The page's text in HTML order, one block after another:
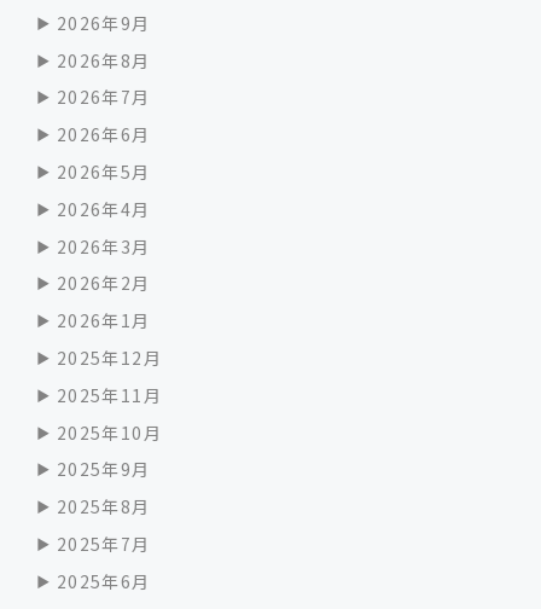
2026年9月
2026年8月
2026年7月
2026年6月
2026年5月
2026年4月
2026年3月
2026年2月
2026年1月
2025年12月
2025年11月
2025年10月
2025年9月
2025年8月
2025年7月
2025年6月